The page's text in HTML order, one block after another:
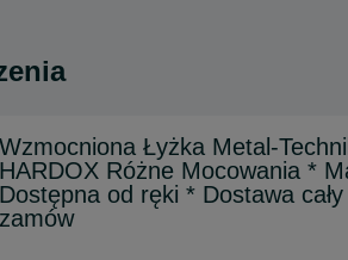
Wzmocniona Łyżka Metal-
HARDOX Różne Mocowania *
Dostępna od ręki * Dostawa
zamów